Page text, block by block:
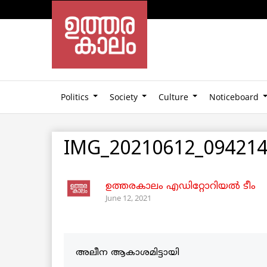
Politics Society Culture Noticeboard
IMG_20210612_094214
ഉത്തരകാലം എഡിറ്റോറിയല്‍ ടീം
June 12, 2021
അലീന ആകാശമിട്ടായി